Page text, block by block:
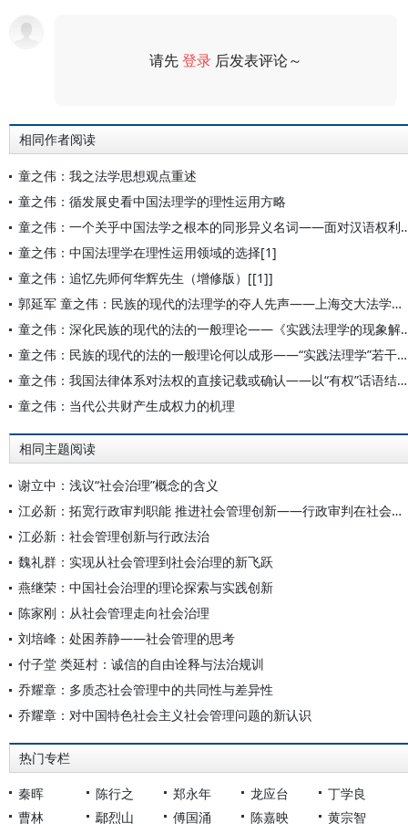
请先登录 后发表评论～
相同作者阅读
童之伟：我之法学思想观点重述
童之伟：循发展史看中国法理学的理性运用方略
童之伟：一个关乎中国法学之根本
童之伟：中国法理学在理性运用领域的选择[1]
童之伟：追忆先师何华辉先生（增修版）[[1]]
郭延军 童之伟：民族的现代的法理学的夺人先声——上海交大法学先贤杨廷栋学术思想考论
童之伟：深化民族的现代的法的
童之伟：民族的现代的法的一般理论何以成形——“实践法理学”若干侧面汇展
童之伟：我国法律体系对法权的直接记载或确认——以“有权”话语结构为视点的抽样考察
童之伟：当代公共财产生成权力的机理
相同主题阅读
谢立中：浅议“社会治理”概念的含义
江必新：拓宽行政审判职能 推进社会管理创新——行政审判在社会管理创新中的角色思考
江必新：社会管理创新与行政法治
魏礼群：实现从社会管理到社会治理的新飞跃
燕继荣：中国社会治理的理论探索与实践创新
陈家刚：从社会管理走向社会治理
刘培峰：处困养静——社会管理的思考
付子堂 类延村：诚信的自由诠释与法治规训
乔耀章：多质态社会管理中的共同性与差异性
乔耀章：对中国特色社会主义社会管理问题的新认识
热门专栏
秦晖 陈行之 郑永年 龙应台
丁学良
曹林
鄢烈山 傅国涌 陈嘉映 黄宗智